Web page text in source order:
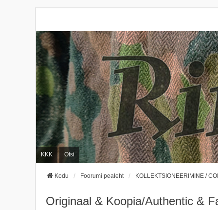
KKK Otsi
Kodu Foorumi pealeht KOLLEKTSIONEERIMINE /
Originaal & Koopia/Authentic &